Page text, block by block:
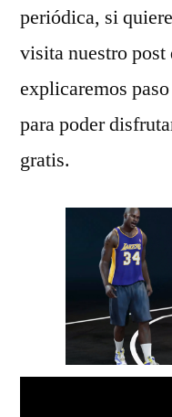
periódica, si
visita nuestro
explicaremos
para poder
gratis.